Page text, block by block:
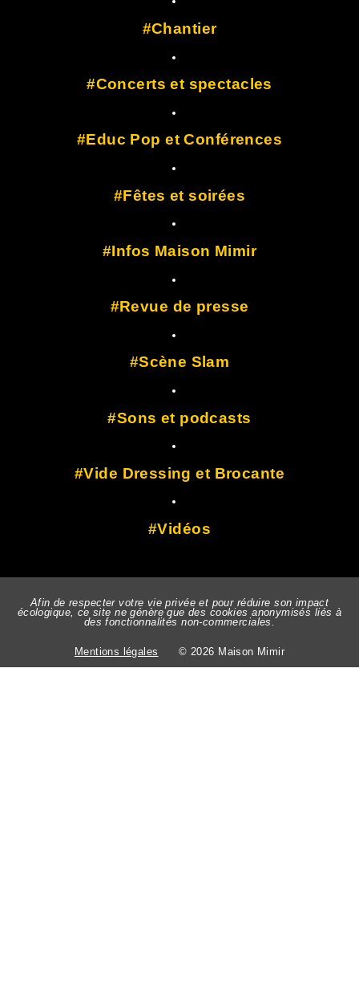
Chantier
Concerts et spectacles
Educ Pop et Conférences
Fêtes et soirées
Infos Maison Mimir
Revue de presse
Scène Slam
Sons et podcasts
Vide Dressing et Brocante
Vidéos
Afin de respecter votre vie privée et pour réduire son impact
écologique, ce site ne génère que des cookies anonymisés liés à
des fonctionnalités non-commerciales.
Mentions légales © 2026 Maison Mimir